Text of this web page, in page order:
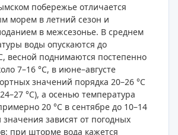
побережье отличается
морем в летний сезон и
в межсезонье. В среднем
воды опускаются до
весной поднимаются постепенно
7–16 °C, в июне–августе
значений порядка 20–26 °C
°C), а осенью температура
20 °C в сентябре до 10–14
значения зависят от погодных
при шторме вода кажется